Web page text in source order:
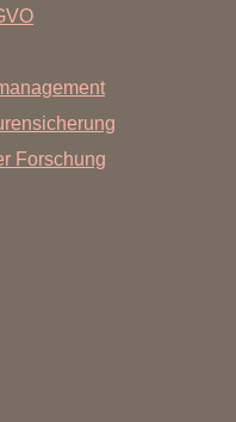
Forschung